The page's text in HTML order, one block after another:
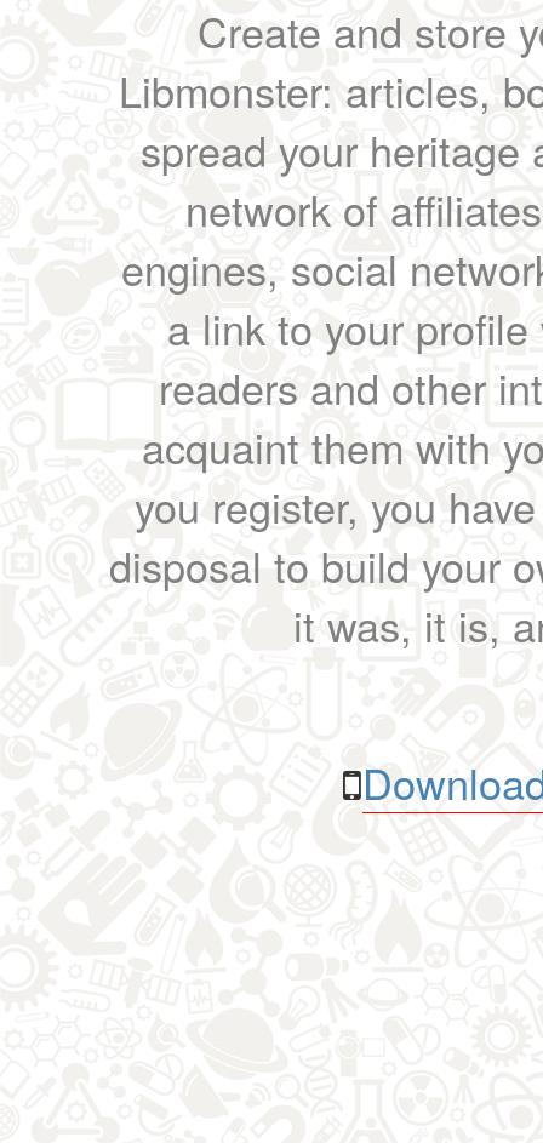
Create and store
Libmonster: articles,
spread your heritage
network of
engines, social
a link to your
readers and other
acquaint them with
you register, you
disposal to build your
it was, it is,